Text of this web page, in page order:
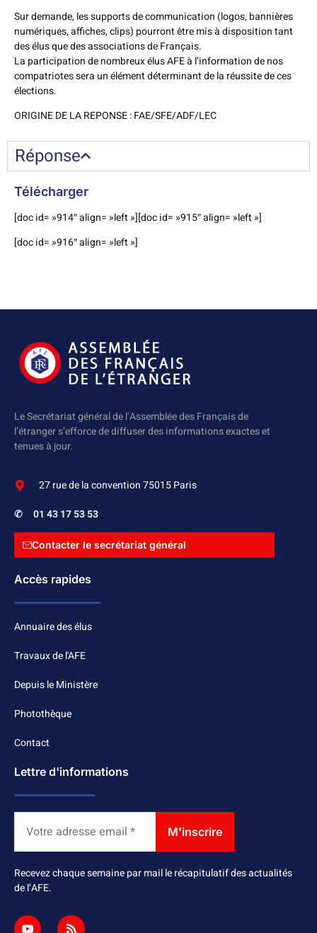
Sur demande, les supports de communication (logos, bannières
numériques, affiches, clips) pourront être mis à disposition tant
des élus que des associations de Français.
La participation de nombreux élus AFE à l’information de nos
compatriotes sera un élément déterminant de la réussite de ces
élections.
ORIGINE DE LA REPONSE : FAE/SFE/ADF/LEC
Réponse
Télécharger
[doc id= »914″ align= »left »][doc id= »915″ align= »left »]
[doc id= »916″ align= »left »]
Le Secrétariat général de l’Assemblée des Français de
l’étranger s’efforce de diffuser des informations exactes et
tenues à jour.
27 rue de la convention 75015 Paris
✆ 01 43 17 53 53
Contacter le secrétariat général
Accès rapides
Annuaire des élus
Travaux de l'AFE
Depuis le Ministère
Photothèque
Contact
Lettre d'informations
Recevez chaque semaine par mail le récapitulatif des actualités
de l’AFE.